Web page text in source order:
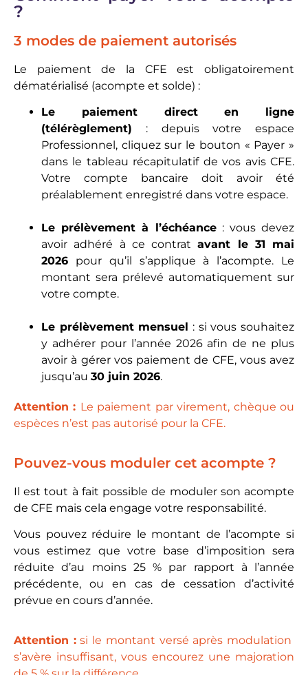
?
3 modes de paiement autorisés
Le paiement de la CFE est obligatoirement
dématérialisé (acompte et solde) :
Le paiement direct en ligne
(télérèglement) : depuis votre espace
Professionnel, cliquez sur le bouton « Payer »
dans le tableau récapitulatif de vos avis CFE.
Votre compte bancaire doit avoir été
préalablement enregistré dans votre espace.
Le prélèvement à l’échéance: vous devez
avoir adhéré à ce contratavant le 31 mai
2026 pour qu’il s’applique à l’acompte. Le
montant sera prélevé automatiquement sur
votre compte.
Le prélèvement mensuel : si vous souhaitez
y adhérer pour l’année 2026 afin de ne plus
avoir à gérer vos paiement de CFE, vous avez
jusqu’au 30 juin 2026.
Attention : Le paiement par virement, chèque ou
espèces n’est pas autorisé pour la CFE.
Pouvez-vous moduler cet acompte ?
Il est tout à fait possible de moduler son acompte
de CFE mais cela engage votre responsabilité.
Vous pouvez réduire le montant de l’acompte si
vous estimez que votre base d’imposition sera
réduite d’au moins 25 % par rapport à l’année
précédente, ou en cas de cessation d’activité
prévue en cours d’année.
Attention :si le montant versé après modulation
s’avère insuffisant, vous encourez une majoration